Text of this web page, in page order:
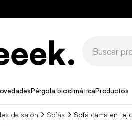
Pérgola bioclimáticaProductos
de salón Sofás Sofá cama en